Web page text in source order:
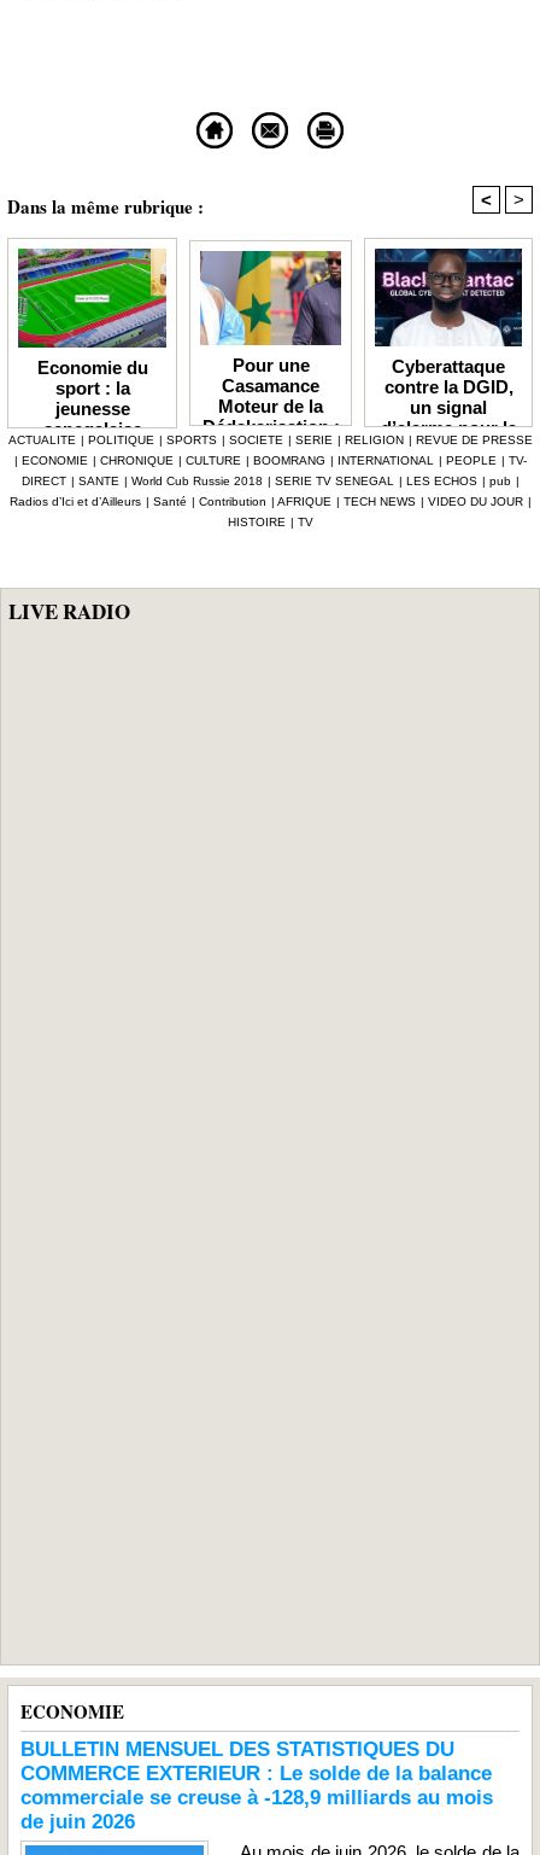
Dans la même rubrique : < >
Economie du
sport : la
jeunesse
senegalaise
reclament des
infrastructures
sportives dans
les 14 regions
de plusieurs
milliards de
Pour une
Casamance
Moteur de la
Dédakarisation :
De la
Reconstruction
à la
Souveraineté
Territoriale
Cyberattaque
contre la DGID,
un signal
d’alarme pour la
résilience
numérique du
Sénégal (Diafara
FOFANA)
ACTUALITE | POLITIQUE | SPORTS | SOCIETE | SERIE | RELIGION | REVUE DE PRESSE
| ECONOMIE | CHRONIQUE | CULTURE | BOOMRANG | INTERNATIONAL | PEOPLE | TV-
DIRECT | SANTE | World Cub Russie 2018 | SERIE TV SENEGAL | LES ECHOS | pub |
Radios d’Ici et d’Ailleurs | Santé | Contribution | AFRIQUE | TECH NEWS | VIDEO DU JOUR |
HISTOIRE | TV
LIVE RADIO
ECONOMIE
BULLETIN MENSUEL DES STATISTIQUES DU
COMMERCE EXTERIEUR : Le solde de la balance
commerciale se creuse à -128,9 milliards au mois
de juin 2026